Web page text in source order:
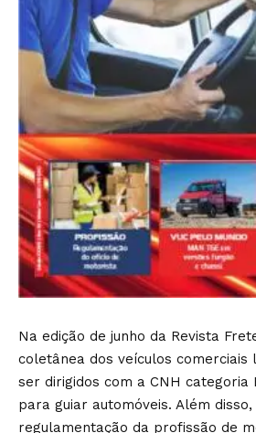
Na edição de junho da Revista
coletânea dos veículos comerciais
ser dirigidos com a CNH categoria
para guiar automóveis. Além
regulamentação da profissão de